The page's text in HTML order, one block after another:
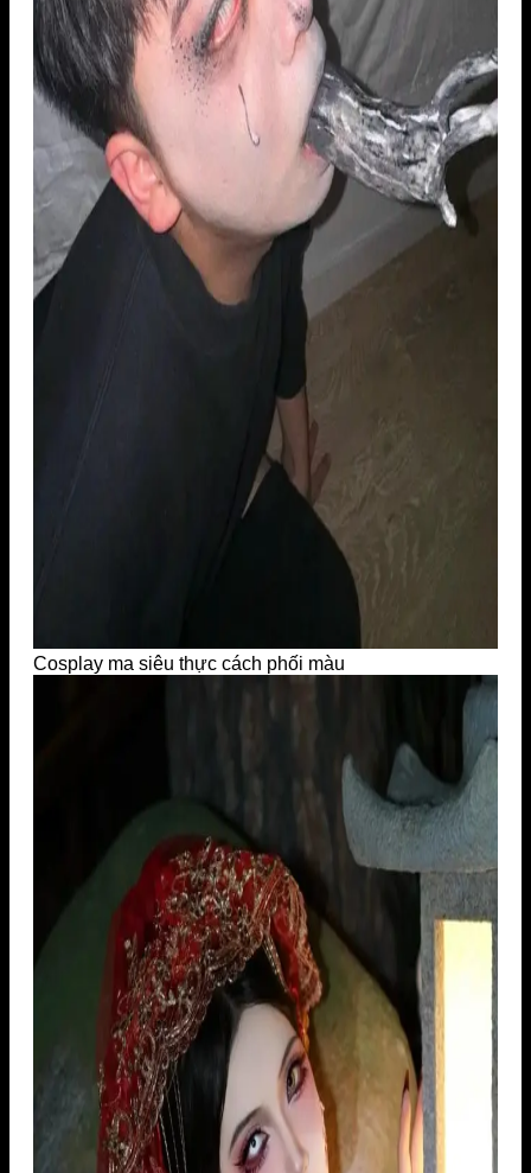
Cosplay ma siêu thực cách phối màu